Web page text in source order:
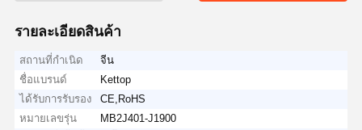
รายละเอียดสินค้า
สถานที่กำเนิด
จีน
ชื่อแบรนด์
Kettop
ได้รับการรับรอง
CE,RoHS
หมายเลขรุ่น
MB2J401-J1900